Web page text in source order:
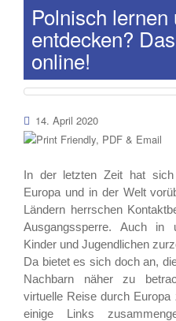
Polnisch lernen
entdecken?
online!
14. April 2020
In der letzten Zeit hat
Europa und in der Welt
Ländern herrschen
Ausgangssperre. Auch in
Kinder und Jugendlichen
Da bietet es sich doch an,
Nachbarn näher zu
virtuelle Reise durch
einige Links